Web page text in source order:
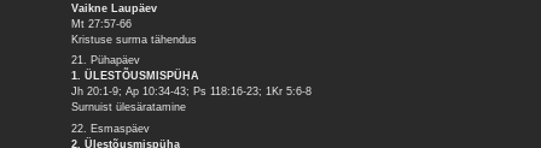
Vaikne Laupäev
Mt 27:57-66
Kristuse surma tähendus
21. Pühapäev
1. ÜLESTÕUSMISPÜHA
Jh 20:1-9; Ap 10:34-43; Ps 118:16-23; 1Kr 5:6-8
Surnuist ülesäratamine
22. Esmaspäev
2. Ülestõusmispüha